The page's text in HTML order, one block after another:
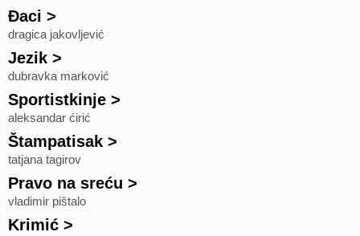
Đaci >
dragica jakovljević
Jezik >
dubravka marković
Sportistkinje >
aleksandar ćirić
Štampatisak >
tatjana tagirov
Pravo na sreću >
vladimir pištalo
Krimić >